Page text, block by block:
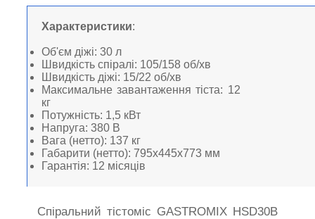
Характеристики:
Об'єм діжі: 30 л
Швидкість спіралі: 105/158 об/хв
Швидкість діжі: 15/22 об/хв
Максимальне завантаження тіста: 12
кг
Потужність: 1,5 кВт
Напруга: 380 В
Вага (нетто): 137 кг
Габарити (нетто): 795x445x773 мм
Гарантія: 12 місяців
Спіральний тістоміс GASTROMIX HSD30B